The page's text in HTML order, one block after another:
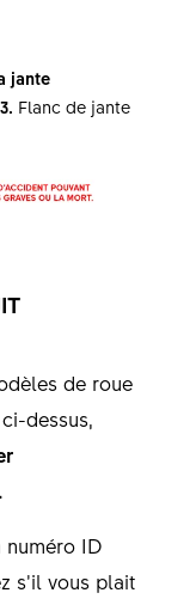
jante
3. Flanc de jante
de roue
dessus,
numéro ID
s’il vous plait